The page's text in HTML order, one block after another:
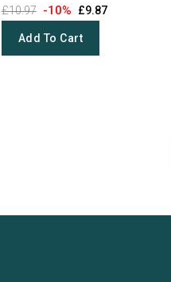
£10.97 -10% £9.87
Add To Cart